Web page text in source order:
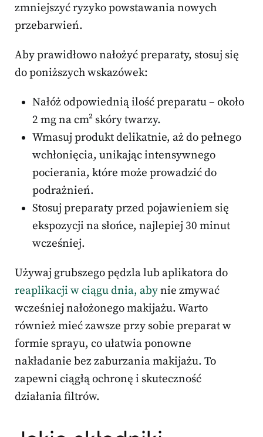
zmniejszyć ryzyko powstawania nowych
przebarwień.
Aby prawidłowo nałożyć preparaty, stosuj się
do poniższych wskazówek:
Nałóż odpowiednią ilość preparatu – około
2 mg na cm² skóry twarzy.
Wmasuj produkt delikatnie, aż do pełnego
wchłonięcia, unikając intensywnego
pocierania, które może prowadzić do
podrażnień.
Stosuj preparaty przed pojawieniem się
ekspozycji na słońce, najlepiej 30 minut
wcześniej.
Używaj grubszego pędzla lub aplikatora do
reaplikacji w ciągu dnia, abynie zmywać
wcześniej nałożonego makijażu. Warto
również mieć zawsze przy sobie preparat w
formie sprayu, co ułatwia ponowne
nakładanie bez zaburzania makijażu. To
zapewni ciągłą ochronę i skuteczność
działania filtrów.